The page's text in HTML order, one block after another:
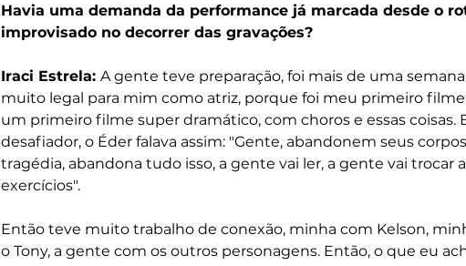
Havia uma demanda da performance já marcada desde o
improvisado no decorrer das gravações?
Iraci Estrela: A gente teve preparação, foi mais de uma
muito legal para mim como atriz, porque foi meu primeiro
um primeiro filme super dramático, com choros e essas
desafiador, o Éder falava assim: "Gente, abandonem seus
tragédia, abandona tudo isso, a gente vai ler, a gente vai trocar
exercícios".
Então teve muito trabalho de conexão, minha com Kelson,
o Tony, a gente com os outros personagens. Então, o que eu